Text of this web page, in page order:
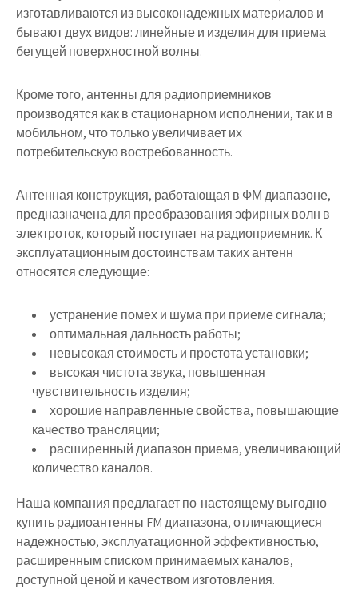
изготавливаются из высоконадежных материалов и
бывают двух видов: линейные и изделия для приема
бегущей поверхностной волны.
Кроме того, антенны для радиоприемников
производятся как в стационарном исполнении, так и в
мобильном, что только увеличивает их
потребительскую востребованность.
Антенная конструкция, работающая в ФМ диапазоне,
предназначена для преобразования эфирных волн в
электроток, который поступает на радиоприемник. К
эксплуатационным достоинствам таких антенн
относятся следующие:
устранение помех и шума при приеме сигнала;
оптимальная дальность работы;
невысокая стоимость и простота установки;
высокая чистота звука, повышенная
чувствительность изделия;
хорошие направленные свойства, повышающие
качество трансляции;
расширенный диапазон приема, увеличивающий
количество каналов.
Наша компания предлагает по-настоящему выгодно
купить радиоантенны FM диапазона, отличающиеся
надежностью, эксплуатационной эффективностью,
расширенным списком принимаемых каналов,
доступной ценой и качеством изготовления.